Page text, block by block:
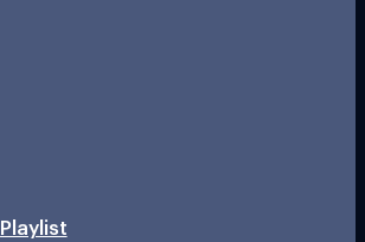
Playlist